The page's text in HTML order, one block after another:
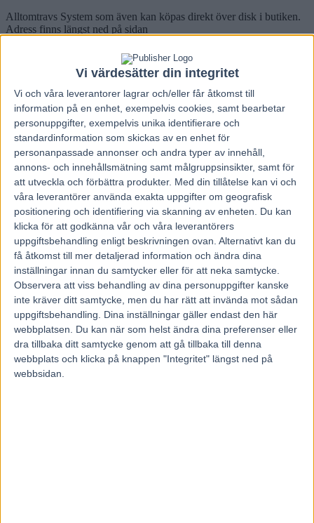
Vi värdesätter din integritet
Vi och våra leverantorer lagrar och/eller får åtkomst till
information på en enhet, exempelvis cookies, samt bearbetar
personuppgifter, exempelvis unika identifierare och
standardinformation som skickas av en enhet för
personanpassade annonser och andra typer av innehåll,
annons- och innehållsmätning samt målgruppsinsikter, samt för
att utveckla och förbättra produkter. Med din tillåtelse kan vi och
våra leverantörer använda exakta uppgifter om geografisk
positionering och identifiering via skanning av enheten. Du kan
klicka för att godkänna vår och våra leverantörers
uppgiftsbehandling enligt beskrivningen ovan. Alternativt kan du
få åtkomst till mer detaljerad information och ändra dina
inställningar innan du samtycker eller för att neka samtycke.
Observera att viss behandling av dina personuppgifter kanske
inte kräver ditt samtycke, men du har rätt att invända mot sådan
uppgiftsbehandling. Dina inställningar gäller endast den här
webbplatsen. Du kan när som helst ändra dina preferenser eller
dra tillbaka ditt samtycke genom att gå tillbaka till denna
webbplats och klicka på knappen "Integritet" längst ned på
webbsidan.
Alltomtravs System som även kan köpas direkt över disk i butiken.
Adress finns längst ned på sidan
1-2-3-4-5-6-7-9-10-11
14 PLATON FACE
7 IN TOTO SUND
10 ROHERYN
1-2-4-5-6-7-9-11-12
1-2-3-4-5-6-7-8-9-11-12
SYSTEM 2
2-5-6-8-9
2-3-6-7-9-10-11
14 PLATON FACE
1-5-7
1-2-3-6-10-12
9 EXTRA FUDGE